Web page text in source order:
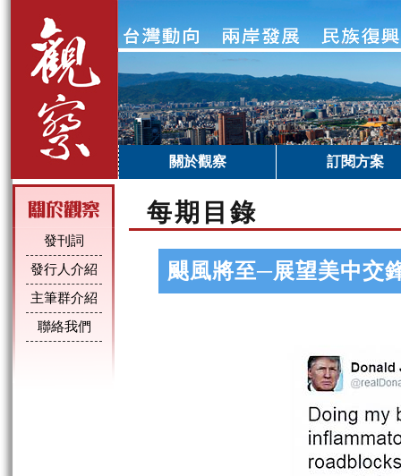
關於觀察 訂閱方案
發刊詞
發行人介紹
主筆群介紹
聯絡我們
每期目錄
颶風將至─展望美中交